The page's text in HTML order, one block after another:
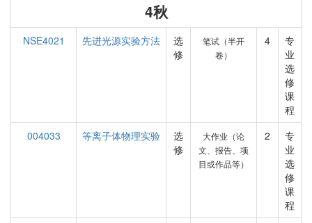
4秋
NSE4021 先进光源实验方法
选
修
笔试（半开
卷）
4
专
业
选
修
课
程
004033
等离子体物理实验
选
修
大作业（论
文、报告、项
目或作品等）
2
专
业
选
修
课
程